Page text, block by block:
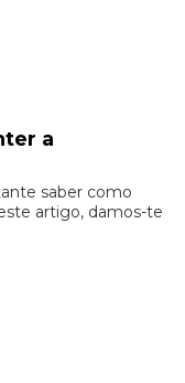
a
saber como
artigo, damos-te